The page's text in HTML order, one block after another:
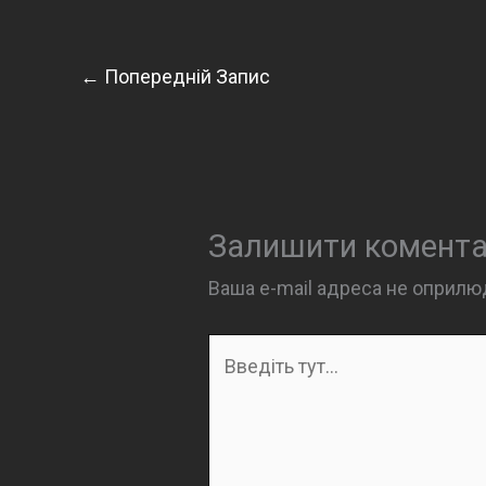
← Попередній Запис
Залишити
Ваша e-mail адреса не